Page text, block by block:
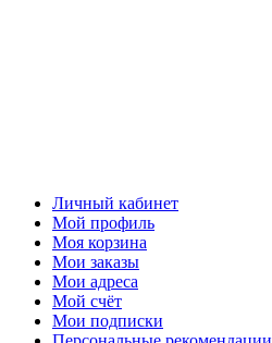
Личный кабинет
Мой профиль
Моя корзина
Мои заказы
Мои адреса
Мой счёт
Мои подписки